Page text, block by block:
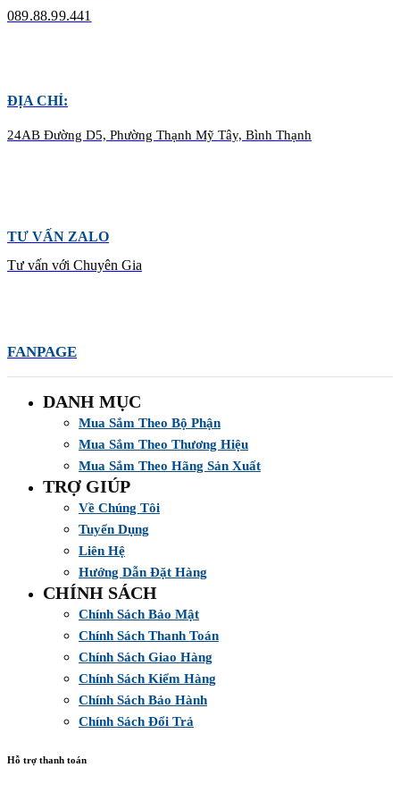
089.88.99.441
ĐỊA CHỈ:
24AB Đường D5, Phường Thạnh Mỹ Tây, Bình Thạnh
TƯ VẤN ZALO
Tư vấn với Chuyên Gia
FANPAGE
DANH MỤC
Mua Sắm Theo Bộ Phận
Mua Sắm Theo Thương Hiệu
Mua Sắm Theo Hãng Sản Xuất
TRỢ GIÚP
Về Chúng Tôi
Tuyển Dụng
Liên Hệ
Hướng Dẫn Đặt Hàng
CHÍNH SÁCH
Chính Sách Bảo Mật
Chính Sách Thanh Toán
Chính Sách Giao Hàng
Chính Sách Kiểm Hàng
Chính Sách Bảo Hành
Chính Sách Đổi Trả
Hỗ trợ thanh toán